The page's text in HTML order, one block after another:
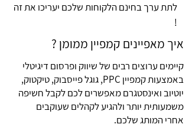
לתת ערך בחינם הלקוחות שלכם יעריכו את זה
!
איך מאפיינים קמפיין ממומן ?
קיימים ערוצים רבים של שיווק ופרסום דיגיטלי
באמצעות קמפיין PPC, גוגל פייסבוק, טיקטוק,
יוטיוב ואינסטגרם מאפשרים לכם לקבל חשיפה
משמעותית יותר ולהגיע לקהלים שעוקבים
אחרי המותג שלכם.